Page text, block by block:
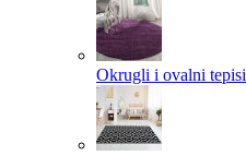
Okrugli i ovalni tepisi